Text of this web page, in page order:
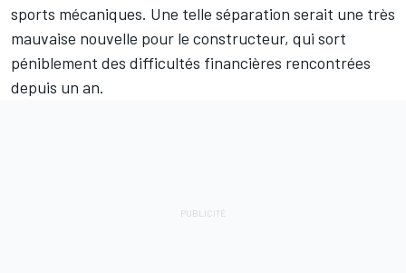
sports mécaniques. Une telle séparation serait une très
mauvaise nouvelle pour le constructeur, qui sort
péniblement des difficultés financières rencontrées
depuis un an.